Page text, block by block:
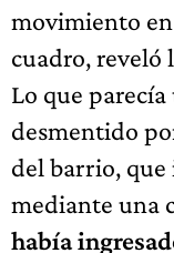
movimiento
cuadro, reveló
Lo que
desmentido
del barrio,
mediante una
había